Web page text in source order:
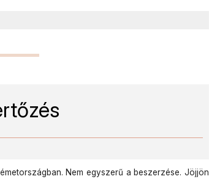
Nem egyszerű a beszerzése. Jöjjön